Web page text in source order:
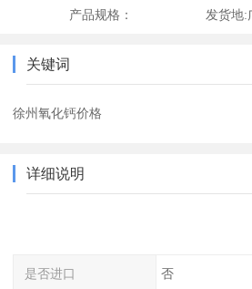
产品规格： 发货地:
关键词
徐州氧化钙价格
详细说明
是否进口 否